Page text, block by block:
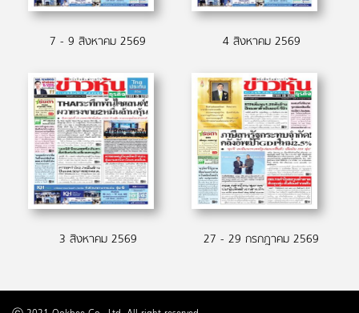
7 - 9 สิงหาคม 2569 4 สิงหาคม 2569
3 สิงหาคม 2569 27 - 29 กรกฎาคม 2569